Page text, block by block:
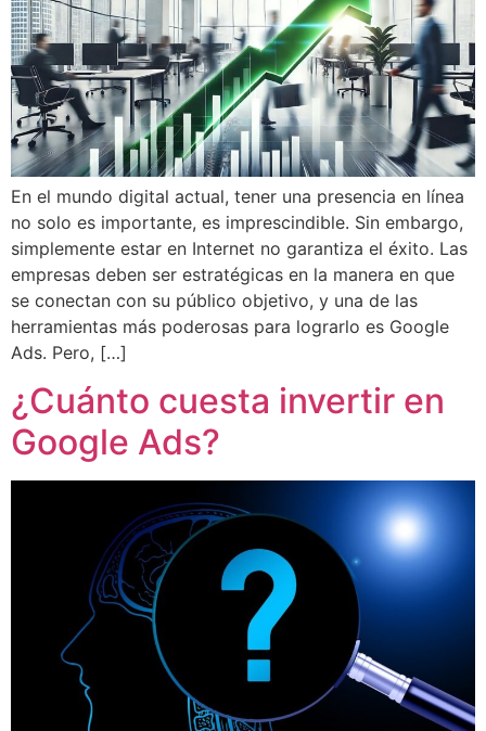
En el mundo digital actual, tener una presencia en línea
no solo es importante, es imprescindible. Sin embargo,
simplemente estar en Internet no garantiza el éxito. Las
empresas deben ser estratégicas en la manera en que
se conectan con su público objetivo, y una de las
herramientas más poderosas para lograrlo es Google
Ads. Pero, […]
¿Cuánto cuesta invertir en
Google Ads?